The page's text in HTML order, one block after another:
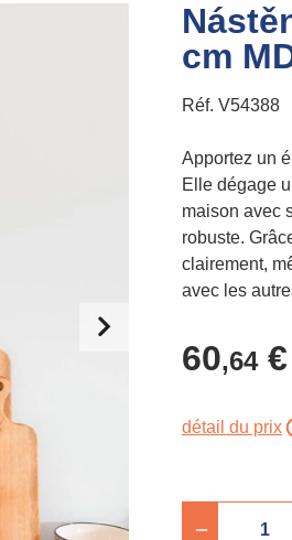
cm
Réf. V54388
Apportez un
Elle dégage
maison avec
robuste.
clairement,
avec les
60,64€
détail du prix